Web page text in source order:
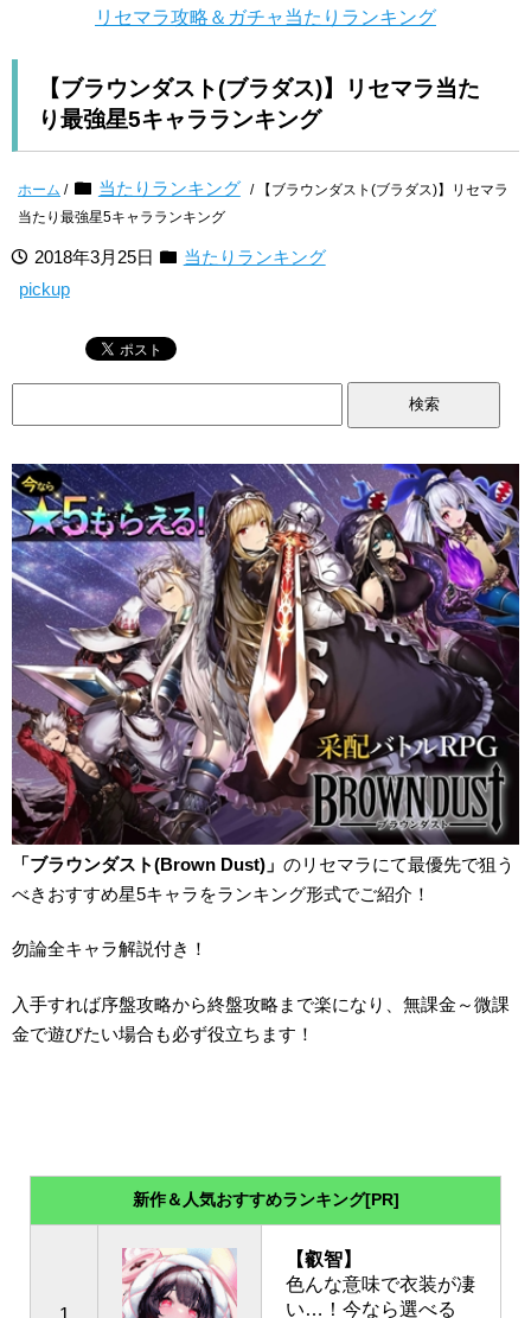
リセマラ攻略＆ガチャ当たりランキング
【ブラウンダスト(ブラダス)】リセマラ当た
り最強星5キャラランキング
ホーム / 当たりランキング / 【ブラウンダスト(ブラダス)】リセマラ
当たり最強星5キャラランキング
2018年3月25日
当たりランキング
pickup
「ブラウンダスト(Brown Dust)」 のリセマラにて最優先で狙う
べきおすすめ星5キャラをランキング形式でご紹介！
勿論全キャラ解説付き！
入手すれば序盤攻略から終盤攻略まで楽になり、無課金～微課
金で遊びたい場合も必ず役立ちます！
新作＆人気おすすめランキング[PR]
【叡智】
色んな意味で衣装が凄
い…！今なら選べる